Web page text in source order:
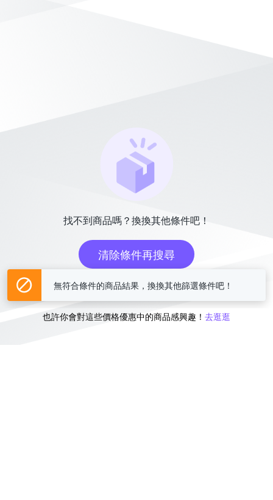
找不到商品嗎？換換其他條件吧！
清除條件再搜尋
或
也許你會對這些價格優惠中的商品感興趣！ 去逛逛
無符合條件的商品結果，換換其他篩選條件吧！